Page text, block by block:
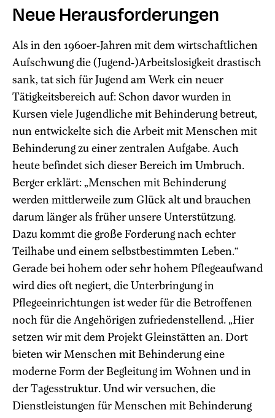
Neue Herausforderungen
Als in den 1960er-Jahren mit dem wirtschaftlichen
Aufschwung die (Jugend-)Arbeitslosigkeit drastisch
sank, tat sich für Jugend am Werk ein neuer
Tätigkeitsbereich auf: Schon davor wurden in
Kursen viele Jugendliche mit Behinderung betreut,
nun entwickelte sich die Arbeit mit Menschen mit
Behinderung zu einer zentralen Aufgabe. Auch
heute befindet sich dieser Bereich im Umbruch.
Berger erklärt: „Menschen mit Behinderung
werden mittlerweile zum Glück alt und brauchen
darum länger als früher unsere Unterstützung.
Dazu kommt die große Forderung nach echter
Teilhabe und einem selbstbestimmten Leben.“
Gerade bei hohem oder sehr hohem Pflegeaufwand
wird dies oft negiert, die Unterbringung in
Pflegeeinrichtungen ist weder für die Betroffenen
noch für die Angehörigen zufriedenstellend. „Hier
setzen wir mit dem Projekt Gleinstätten an. Dort
bieten wir Menschen mit Behinderung eine
moderne Form der Begleitung im Wohnen und in
der Tagesstruktur. Und wir versuchen, die
Dienstleistungen für Menschen mit Behinderung